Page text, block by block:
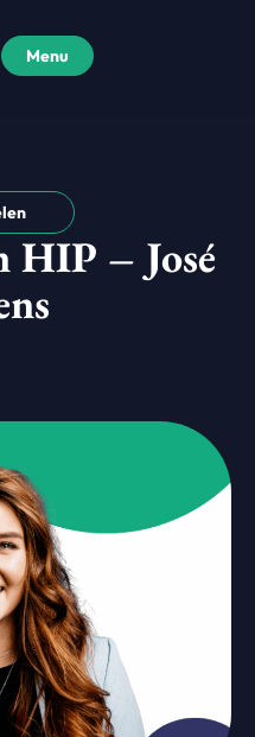
Menu
– José